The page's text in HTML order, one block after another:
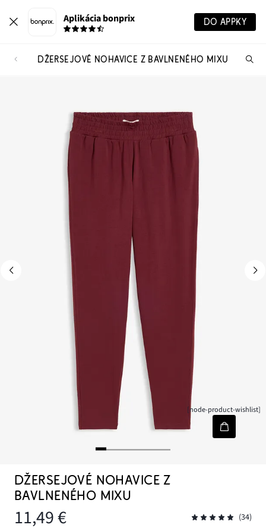
Aplikácia bonprix DO APPKY
DŽERSEJOVÉ NOHAVICE Z BAVLNENÉHO MIXU
[node-product-wishlist]
DŽERSEJOVÉ NOHAVICE Z
BAVLNENÉHO MIXU
11,49 € (34)